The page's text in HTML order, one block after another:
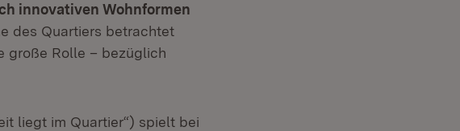
innovativen Wohnformen
des Quartiers betrachtet
große Rolle – bezüglich
liegt im Quartier“) spielt bei